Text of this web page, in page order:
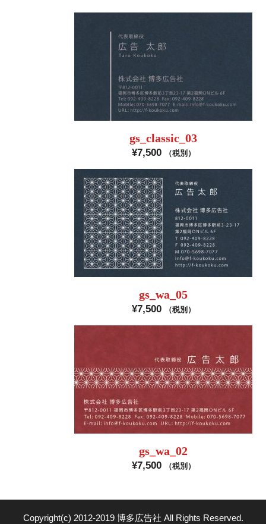
gs_classic_03
¥7,500 （税別）
gs_wa_05
¥7,500 （税別）
gs_wa_02
¥7,500 （税別）
Copyright(c) 2012-2019 博多広告社 All Rights Reserved.